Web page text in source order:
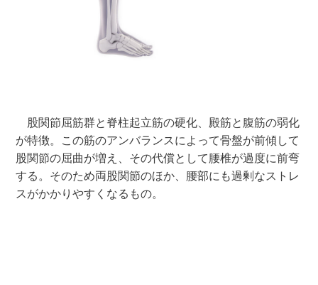
股関節屈筋群と脊柱起立筋の硬化、殿筋と腹筋の弱化
が特徴。この筋のアンバランスによって骨盤が前傾して
股関節の屈曲が増え、その代償として腰椎が過度に前弯
する。そのため両股関節のほか、腰部にも過剰なストレ
スがかかりやすくなるもの。